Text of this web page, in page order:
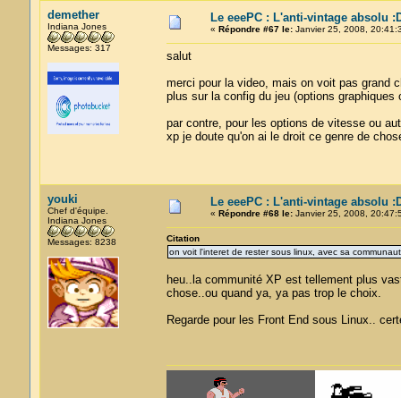
demether
Indiana Jones
Messages: 317
Le eeePC : L'anti-vintage absolu
« Répondre #67 le:Janvier 25, 2008,
salut
merci pour la video, mais on voit pas grand
plus sur la config du jeu (options
par contre, pour les options de vitesse ou
xp je doute qu'on ai le droit ce genre de
youki
Chef d'équipe.
Indiana Jones
Messages: 8238
Le eeePC : L'anti-vintage absolu
« Répondre #68 le:Janvier 25, 2008,
Citation
on voit l'interet de rester sous linux, avec sa
heu..la communité XP est tellement plus
chose..ou quand ya, ya pas trop le choix.
Regarde pour les Front End sous Linux..